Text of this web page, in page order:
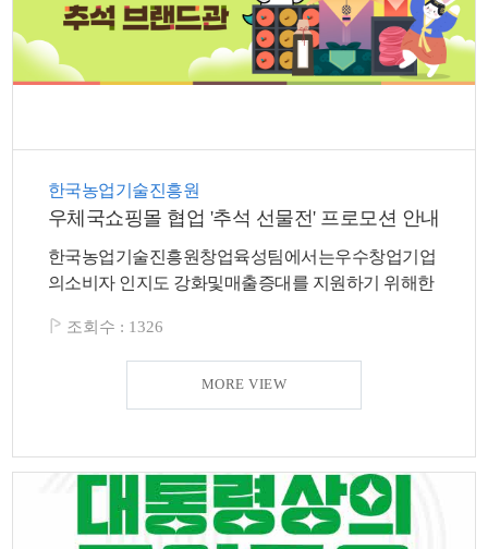
창 인
한국농업기술진흥원
우체국쇼핑몰 협업 '추석 선물전' 프로모션 안내
한국농업기술진흥원창업육성팀에서는우수창업기업
의소비자 인지도 강화및매출증대를 지원하기 위해한
조회수 : 1326
MORE VIEW